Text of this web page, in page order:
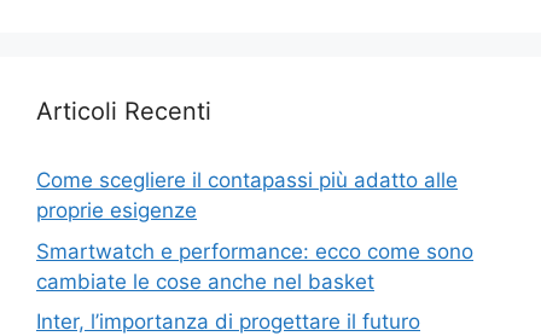
Articoli Recenti
Come scegliere il contapassi più adatto alle
proprie esigenze
Smartwatch e performance: ecco come sono
cambiate le cose anche nel basket
Inter, l’importanza di progettare il futuro